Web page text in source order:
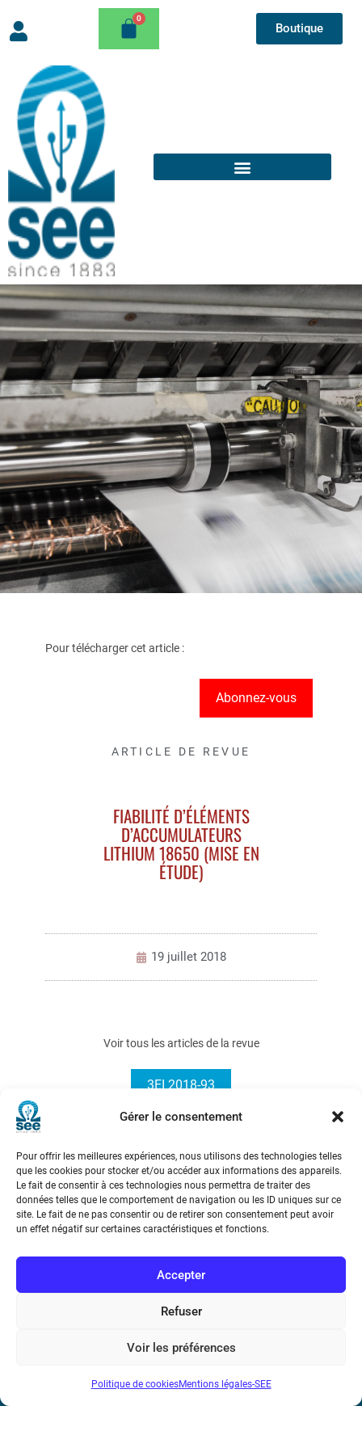
Gérer le consentement
Pour offrir les meilleures expériences, nous utilisons des technologies telles
que les cookies pour stocker et/ou accéder aux informations des appareils.
Le fait de consentir à ces technologies nous permettra de traiter des
données telles que le comportement de navigation ou les ID uniques sur ce
site. Le fait de ne pas consentir ou de retirer son consentement peut avoir
un effet négatif sur certaines caractéristiques et fonctions.
Accepter
Refuser
Voir les préférences
Politique de cookiesMentions légales-SEE
Boutique
Pour télécharger cet article :
Abonnez-vous
ARTICLE DE REVUE
FIABILITÉ D’ÉLÉMENTS
D’ACCUMULATEURS
LITHIUM 18650 (MISE EN
ÉTUDE)
19 juillet 2018
Voir tous les articles de la revue
3EI 2018-93
Société de l’Electricité, de l’Electronique et des Technologies
75116 Paris
Téléphone : (+33) 1 56 90 37 17
N° de SIREN : 785 393 232, Code APE : 9412Z TVA intra-